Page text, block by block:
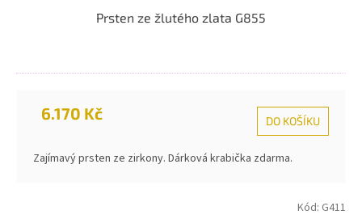
Prsten ze žlutého zlata G855
6.170 Kč DO KOŠÍKU
Zajímavý prsten ze zirkony. Dárková krabička zdarma.
Kód: G411